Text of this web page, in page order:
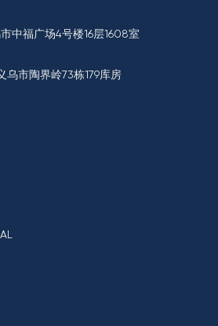
中福广场4号楼16层1608室
乌市陶界岭73栋179库房